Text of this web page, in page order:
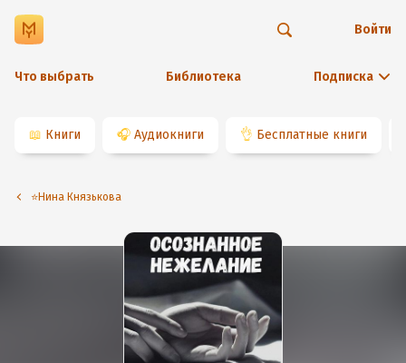
Что выбрать Библиотека Подписка
Войти
📖 Книги 🎧 Аудиокниги 👌 Бесплатные книги
⭐️Нина Князькова